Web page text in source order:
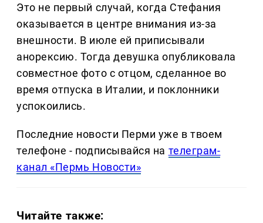
Это не первый случай, когда Стефания
оказывается в центре внимания из-за
внешности. В июле ей приписывали
анорексию. Тогда девушка опубликовала
совместное фото с отцом, сделанное во
время отпуска в Италии, и поклонники
успокоились.
Последние новости Перми уже в твоем
телефоне - подписывайся на телеграм-
канал «Пермь Новости»
Читайте также: